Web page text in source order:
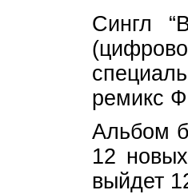
Сингл
ремикс
Альбом
12
выйдет